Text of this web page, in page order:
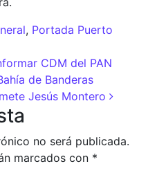
, Portada Puerto
entradas
CDM del PAN
de Banderas
Jesús Montero
no será publicada.
marcados con *